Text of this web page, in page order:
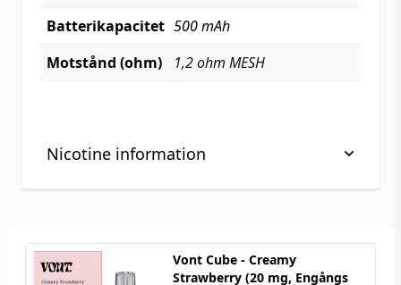
Nicotine information
innan köp
Nikotin är ett mycket beroendeframkallande
Batterikapacitet 500 mAh
Motstånd (ohm)
1,2 ohm MESH
Vont Cube - Creamy
Strawberry (20 mg, Engångs